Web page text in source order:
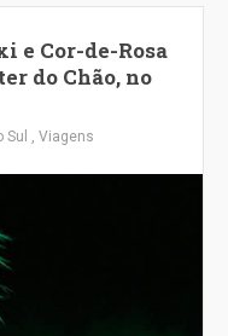
e Cor-de-Rosa
do Chão, no
, Viagens